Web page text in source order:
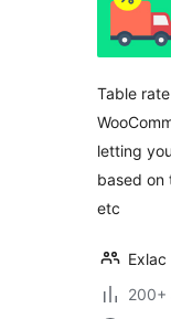
Table
letting
based on
etc
Exlac
200+